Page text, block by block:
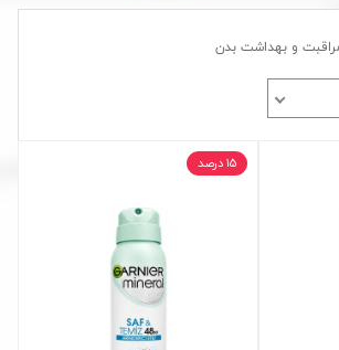
و بهداشت بدن
۱۵ درصد